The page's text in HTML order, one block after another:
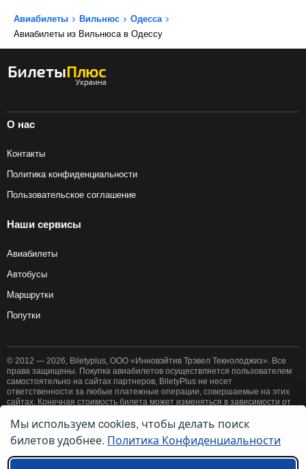
Авиабилеты Вильнюс
Одесса
Авиабилеты из Вильнюса в Одессу
О нас
Контакты
Политика конфиденциальности
Пользовательское соглашение
Наши сервисы
Авиабилеты
Автобусы
Маршрутки
Попутки
© 2012 — 2026, Biletyplus, ООО «Инновэйтив Трэвел Текнолоджиз». Все
права защищены. Покупка авиабилетов осуществляется пользователем
самостоятельно на сайтах партнеров, BiletyPlus не несет
ответственности за любые платежные операции, совершаемые на этих
сайтах. Конечная стоимость билета может изменяться в зависимости от
принятие правилпользовательского соглашенияи политики
конфиденциальности
Мы используем cookies, чтобы делать поиск
билетов удобнее. Политика Конфиденциальности